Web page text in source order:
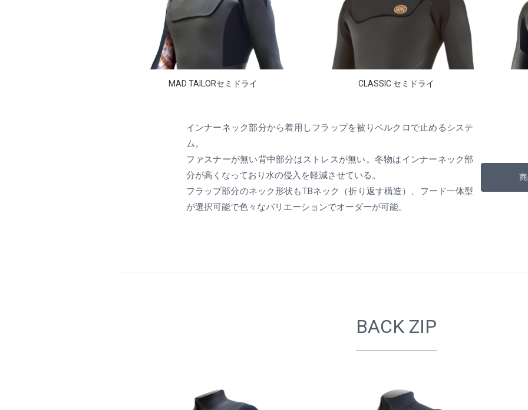
MAD TAILORセミドライ CLASSIC セミドライ
インナーネック部分から着用しフラップを被りベルクロで止めるシステ
ム。
ファスナーが無い背中部分はストレスが無い。冬物はインナーネック部
分が高くなっており水の侵入を軽減させている。
フラップ部分のネック形状もTBネック（折り返す構造）、フード一体型
が選択可能で色々なバリエーションでオーダーが可能。
BACK ZIP